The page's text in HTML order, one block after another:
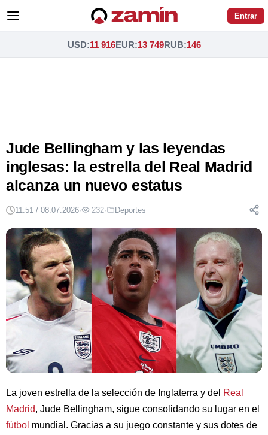
Entrar
USD:11 916EUR:13 749RUB:146
Jude Bellingham y las leyendas
inglesas: la estrella del Real Madrid
alcanza un nuevo estatus
11:51 / 08.07.2026· 232· Deportes
La joven estrella de la selección de Inglaterra y del Real
Madrid, Jude Bellingham, sigue consolidando su lugar en el
fútbol mundial. Gracias a su juego constante y sus dotes de